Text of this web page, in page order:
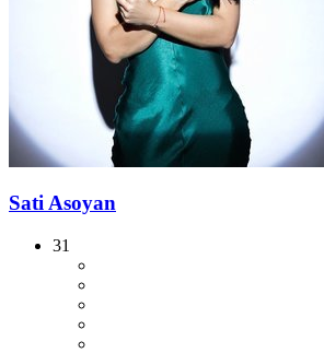
Sati Asoyan
31